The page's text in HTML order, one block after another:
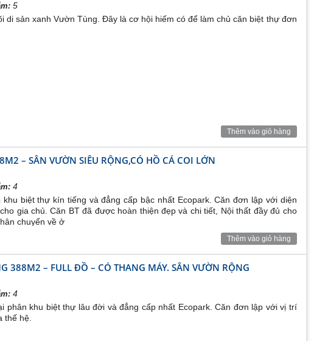
bể bơi, gym, sauna, chuỗi siệu thị tiện ích, chợ ướt truyền thống, phòng
học Y khoa Tokyo cùng hàng loạt hệ thống trường mầm non.
tính tầng hầm) 160,185m2, 3 tòa cao 19 tầng, 6 tòa cao 22
hình: 70,9m2; 83,3m2 và 91,8m2 đặc biệt có căn hộ Skyvilla
nằm tại vị trí vô cùng đắc địa với vị trí trung tâm, view hồ và sân golf
sân tập golf mướt mát cỏ xanh trải dài như vô tận.
căn hộ chung cư AquaBay Ecopark sẽ cảm nhận được trong cuộc sống
, 2 ToàCentral Lake
tầng), Lake2 (36 tầng), Park1 (33 tầng), Park2(Park Premium-36
Bay, Khu đô thị Ecopark – cách cầu Bắc Hưng Hải chỉ 3km (~6p đi ô tô).
phố thương mại Thủy Nguyên.
West Bay tận hưởng toàn bộ các tiện ích lân cận như:
5
di sản xanh Vườn Tùng. Đây là cơ hội hiếm có để làm chủ căn biệt thự đơn
Thêm vào giỏ hàng
– SÂN VƯỜN SIÊU RỘNG,CÓ HỒ CÁ COI LỚN
4
biệt thự kín tiếng và đẳng cấp bậc nhất Ecopark. Căn đơn lập với diện
gia chủ. Căn BT đã được hoàn thiện đẹp và chi tiết, Nội thất đầy đủ cho
chuyển về ở
Thêm vào giỏ hàng
388M2 – FULL ĐỒ – CÓ THANG MÁY. SÂN VƯỜN RỘNG
4
phân khu biệt thự lâu đời và đẳng cấp nhất Ecopark. Căn đơn lập với vị trí
thế hệ.